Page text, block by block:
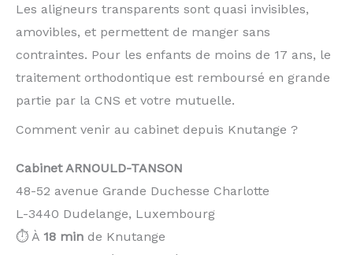
Les aligneurs transparents sont quasi invisibles,
amovibles, et permettent de manger sans
contraintes. Pour les enfants de moins de 17 ans, le
traitement orthodontique est remboursé en grande
partie par la CNS et votre mutuelle.
Comment venir au cabinet depuis Knutange ?
Cabinet ARNOULD-TANSON
48-52 avenue Grande Duchesse Charlotte
L-3440 Dudelange, Luxembourg
⏱️ À 18 min de Knutange